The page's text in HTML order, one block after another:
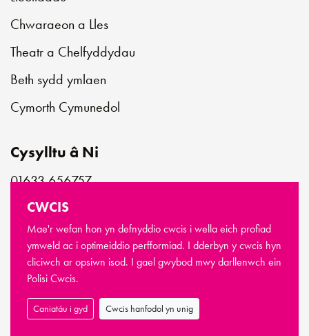
Chwaraeon a Lles
Theatr a Chelfyddydau
Beth sydd ymlaen
Cymorth Cymunedol
Cysylltu â Ni
01633 656757
customerservice@newportlive.co.uk
© Hawlfraint Newport Live 2026
Wedi’i wneud ganLimegreentangerine
CWCIS
Mae'r wefan hon yn defnyddio cwcis i wella eich profiad
ymweld ac i optimeiddio perfformiad. I dderbyn y cwcis hyn
cliciwch ar opsiwn isod. I gael gwybod mwy darllenwch ein
Polisi Cwcis.
Caniatáu i gyd Cwcis hanfodol yn unig